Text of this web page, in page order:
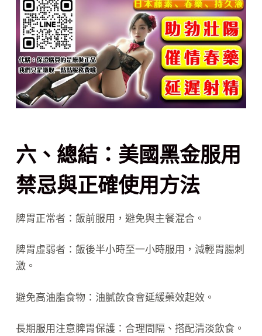
六、總結：美國黑金服用
禁忌與正確使用方法
脾胃正常者：飯前服用，避免與主餐混合。
脾胃虛弱者：飯後半小時至一小時服用，減輕胃腸刺
激。
避免高油脂食物：油膩飲食會延緩藥效起效。
長期服用注意脾胃保護：合理間隔、搭配清淡飲食。